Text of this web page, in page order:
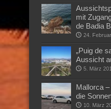
mit
de Badia
24.
„Puig de
Aussicht
5. März
Mallorca
die
10. März